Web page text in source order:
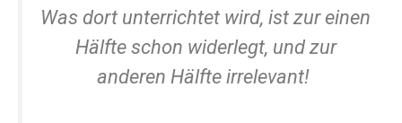
Was dort unterrichtet wird, ist zur einen
Hälfte schon widerlegt, und zur
anderen Hälfte irrelevant!